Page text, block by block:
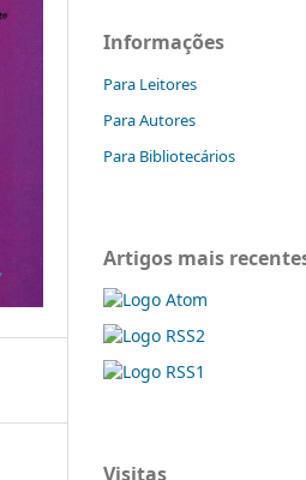
Informações
Para Leitores
Para Autores
Para Bibliotecários
Artigos mais
Visitas